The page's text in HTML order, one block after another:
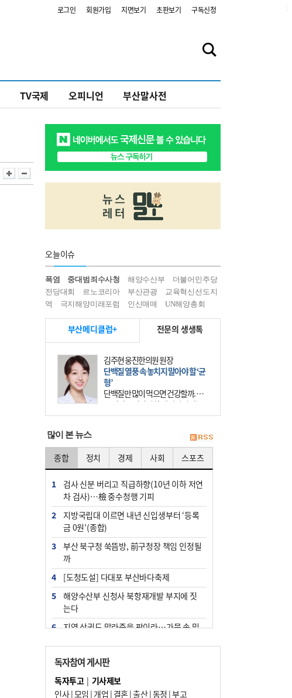
로그인 회원가입 지면보기 초판보기 구독신청
TV국제 오피니언 부산말사전
오늘이슈
폭염 중대범죄수사청 해양수산부
더불어민주당
전당대회
르노코리아 부산관광
교육혁신선도지
역
극지해양미래포럼 인신매매 UN해양총회
부산메디클럽+ 전문의 생생톡
김주현 웅진한의원 원장
단백질 열풍 속 놓치지 말아야 할 ‘균
형’
단백질만 많이 먹으면 건강할까. 요
즘 건강을 이야기할 때 빠지지 않는
키워드가 단백질이다. 헬스장을 다니
많이 본 뉴스
종합 정치 경제 사회 스포츠
1
검사 신분 버리고 직급하향(10년 이하 저연
차 검사)…檢 중수청행 기피
2
지방국립대 이르면 내년 신입생부터 ‘등록
금 0원’(종합)
3
부산 북구청 쑥뜸방, 前구청장 책임 인정될
까
4
[도청도설] 다대포 부산바다축제
5
해양수산부 신청사 북항재개발 부지에 짓
는다
6
지역 상권도 말라죽을 판이라…가뭄 속 밀
7
법원, 단차 논란 북항 복합환승센터 공사중
지 관련 현장검증
8
통영시민 추석 전 35만 원 받는다
독자참여 게시판
독자투고| 기사제보
인사|모임 | 개업 | 결혼|출산|동정 |부고